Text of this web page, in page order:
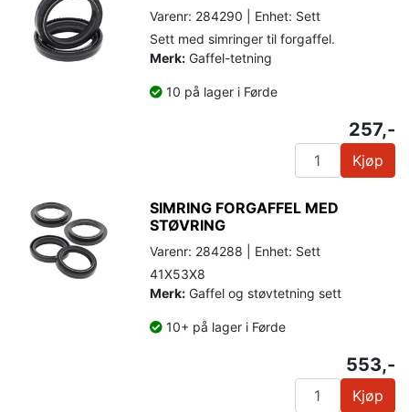
Varenr: 284290 | Enhet: Sett
Sett med simringer til forgaffel.
Merk: Gaffel-tetning
10 på lager i Førde
257,-
Kjøp
SIMRING FORGAFFEL MED
STØVRING
Varenr: 284288 | Enhet: Sett
41X53X8
Merk: Gaffel og støvtetning sett
10+ på lager i Førde
553,-
Kjøp